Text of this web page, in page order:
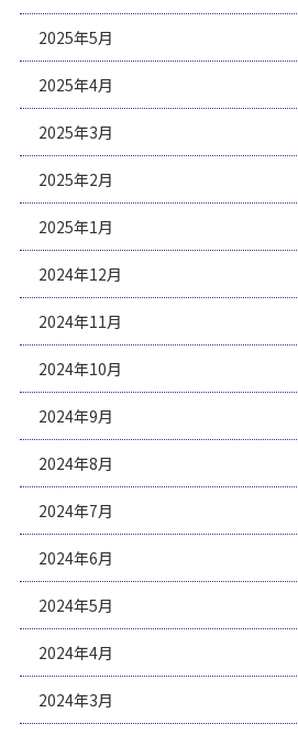
2025年5月
2025年4月
2025年3月
2025年2月
2025年1月
2024年12月
2024年11月
2024年10月
2024年9月
2024年8月
2024年7月
2024年6月
2024年5月
2024年4月
2024年3月